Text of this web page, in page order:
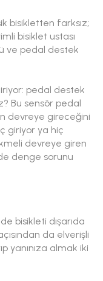
bisikletten farksız;
bisiklet ustası
ve pedal destek
pedal destek
Bu sensör pedal
devreye gireceğini
giriyor ya hiç
devreye giren
denge sorunu
bisikleti dışarıda
da elverişli
yanınıza almak iki